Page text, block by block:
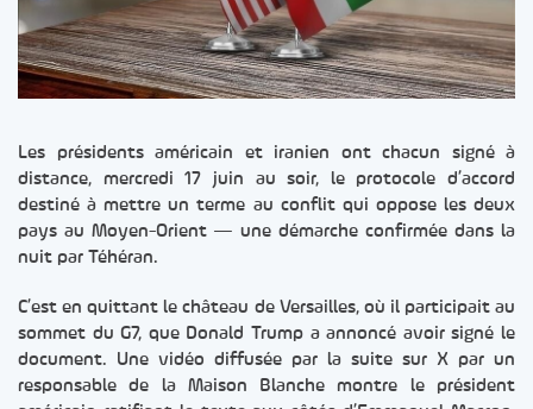
Les présidents américain et iranien ont chacun signé à
distance, mercredi 17 juin au soir, le protocole d’accord
destiné à mettre un terme au conflit qui oppose les deux
pays au Moyen-Orient — une démarche confirmée dans la
nuit par Téhéran.
C’est en quittant le château de Versailles, où il participait au
sommet du G7, que Donald Trump a annoncé avoir signé le
document. Une vidéo diffusée par la suite sur X par un
responsable de la Maison Blanche montre le président